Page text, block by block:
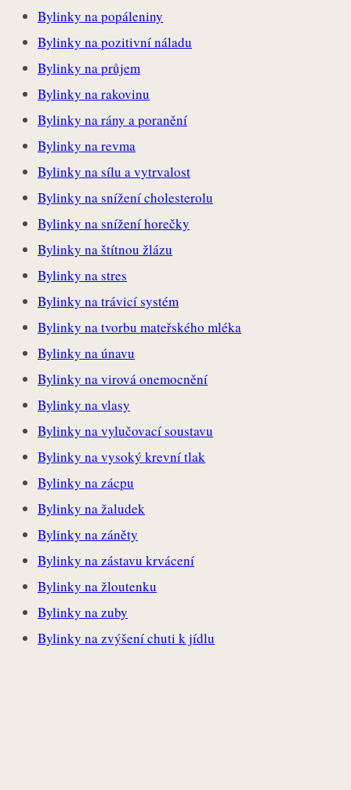
Bylinky na popáleniny
Bylinky na pozitivní náladu
Bylinky na průjem
Bylinky na rakovinu
Bylinky na rány a poranění
Bylinky na revma
Bylinky na sílu a vytrvalost
Bylinky na snížení cholesterolu
Bylinky na snížení horečky
Bylinky na štítnou žlázu
Bylinky na stres
Bylinky na trávicí systém
Bylinky na tvorbu mateřského mléka
Bylinky na únavu
Bylinky na virová onemocnění
Bylinky na vlasy
Bylinky na vylučovací soustavu
Bylinky na vysoký krevní tlak
Bylinky na zácpu
Bylinky na žaludek
Bylinky na záněty
Bylinky na zástavu krvácení
Bylinky na žloutenku
Bylinky na zuby
Bylinky na zvýšení chuti k jídlu